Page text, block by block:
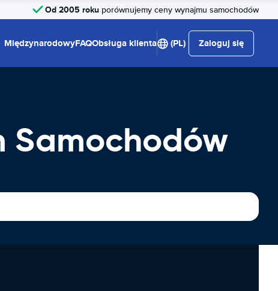
Od 2005 roku porównujemy ceny wynajmu samochodów
MiędzynarodowyFAQObsługa klienta (PL) Zaloguj się
Samochodów